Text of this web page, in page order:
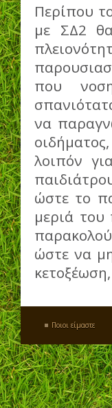
Περίπου
με ΣΔ2
που
να
λοιπόν
ώστε το
μεριά του
ώστε να
Ποιοι είμαστε